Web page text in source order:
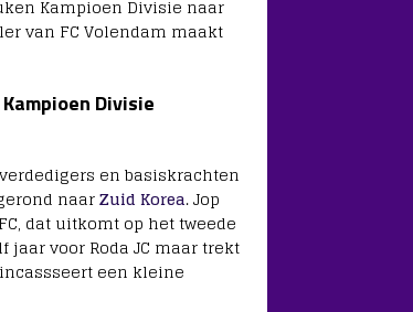
Kampioen Divisie naar
van FC Volendam maakt
Divisie
en basiskrachten
naarZuid Korea. Jop
dat uitkomt op het tweede
jaar voor Roda JC maar trekt
een kleine